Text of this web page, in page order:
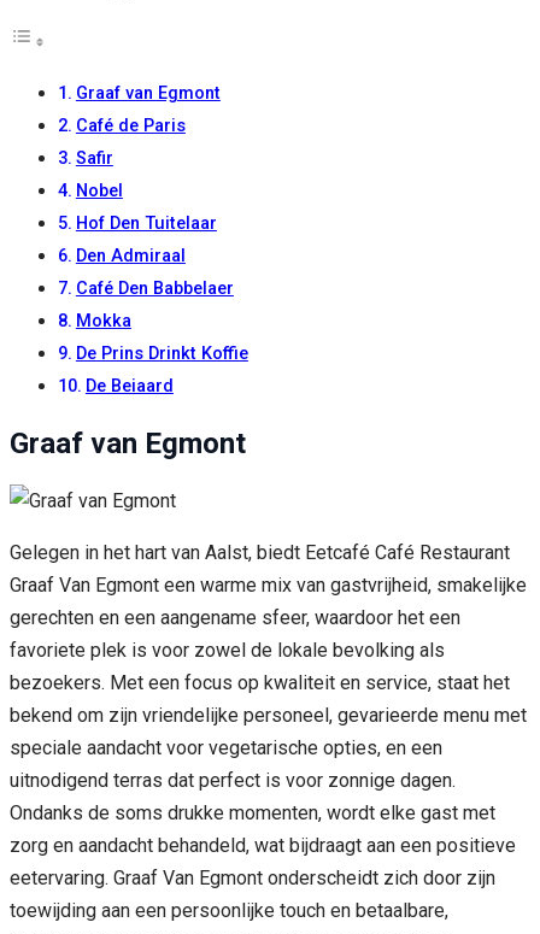
Graaf van Egmont
Café de Paris
Safir
Nobel
Hof Den Tuitelaar
Den Admiraal
Café Den Babbelaer
Mokka
De Prins Drinkt Koffie
De Beiaard
Graaf van Egmont
Gelegen in het hart van Aalst, biedt Eetcafé Café Restaurant
Graaf Van Egmont een warme mix van gastvrijheid, smakelijke
gerechten en een aangename sfeer, waardoor het een
favoriete plek is voor zowel de lokale bevolking als
bezoekers. Met een focus op kwaliteit en service, staat het
bekend om zijn vriendelijke personeel, gevarieerde menu met
speciale aandacht voor vegetarische opties, en een
uitnodigend terras dat perfect is voor zonnige dagen.
Ondanks de soms drukke momenten, wordt elke gast met
zorg en aandacht behandeld, wat bijdraagt aan een positieve
eetervaring. Graaf Van Egmont onderscheidt zich door zijn
toewijding aan een persoonlijke touch en betaalbare,